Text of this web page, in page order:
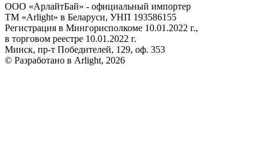
ООО «АрлайтБай» - официальный импортер
ТМ «Arlight» в Беларуси, УНП 193586155
Регистрация в Мингорисполкоме 10.01.2022 г.,
в торговом реестре 10.01.2022 г.
Минск, пр-т Победителей, 129, оф. 353
© Разработано в Arlight, 2026